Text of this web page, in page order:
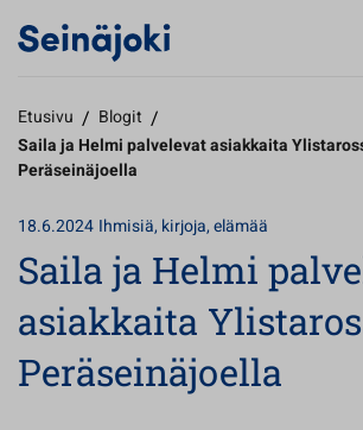
Etusivu / Blogit /
Saila ja Helmi palvelevat asiakkaita
Peräseinäjoella
18.6.2024 Ihmisiä, kirjoja, elämää
Saila ja Helmi
asiakkaita
Peräseinäjoella